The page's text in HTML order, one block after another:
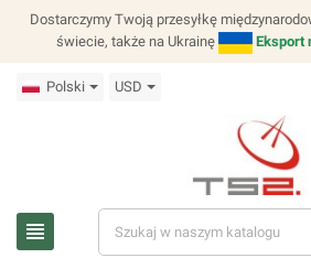
Dostarczymy Twoją przesyłkę
świecie, także na Ukrainę
Eksport
Polski USD
view_headline